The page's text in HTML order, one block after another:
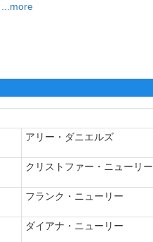
...more
アリー・ダニエルズ
クリストファー・ニューリー
フランク・ニューリー
ダイアナ・ニューリー